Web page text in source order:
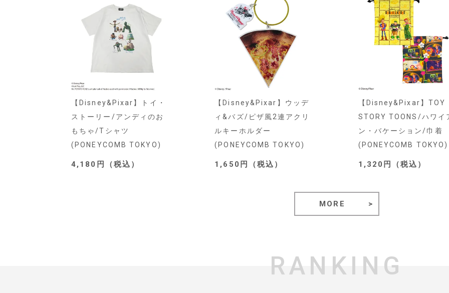
【Disney&Pixar】トイ・
ストーリー/アンディのお
もちゃ/Tシャツ
(PONEYCOMB TOKYO)
4,180円（税込）
【Disney&Pixar】ウッデ
ィ&バズ/ピザ風2連アクリ
ルキーホルダー
(PONEYCOMB TOKYO)
1,650円（税込）
【Disney&Pixar】TOY
STORY TOONS/ハワイ
ン・バケーション/巾着
(PONEYCOMB TOKYO)
1,320円（税込）
MORE
RANKING